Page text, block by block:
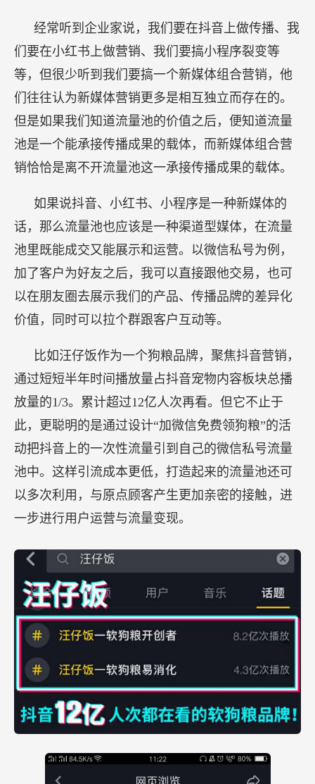
经常听到企业家说，我们要在抖音上做传播、我
们要在小红书上做营销、我们要搞小程序裂变等
等，但很少听到我们要搞一个新媒体组合营销，他
们往往认为新媒体营销更多是相互独立而存在的。
但是如果我们知道流量池的价值之后，便知道流量
池是一个能承接传播成果的载体，而新媒体组合营
销恰恰是离不开流量池这一承接传播成果的载体。
如果说抖音、小红书、小程序是一种新媒体的
话，那么流量池也应该是一种渠道型媒体，在流量
池里既能成交又能展示和运营。以微信私号为例，
加了客户为好友之后，我可以直接跟他交易，也可
以在朋友圈去展示我们的产品、传播品牌的差异化
价值，同时可以拉个群跟客户互动等。
比如汪仔饭作为一个狗粮品牌，聚焦抖音营销，
通过短短半年时间播放量占抖音宠物内容板块总播
放量的1/3。累计超过12亿人次再看。但它不止于
此，更聪明的是通过设计“加微信免费领狗粮”的活
动把抖音上的一次性流量引到自己的微信私号流量
池中。这样引流成本更低，打造起来的流量池还可
以多次利用，与原点顾客产生更加亲密的接触，进
一步进行用户运营与流量变现。